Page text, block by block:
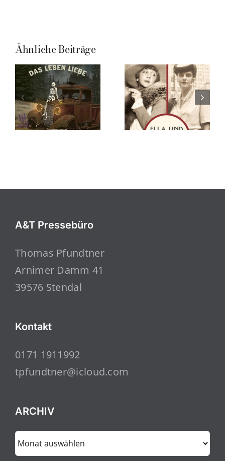
Ähnliche Beiträge
A&T Pressebüro
Thomas Pfundtner
Arnimer Damm 41
39576 Stendal
Kontakt
0171 1911992
tpfundtner@icloud.com
ARCHIV
ARCHIV